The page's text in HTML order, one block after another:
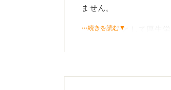
ません。
一応の基準として厚生
⋯続きを読む▼